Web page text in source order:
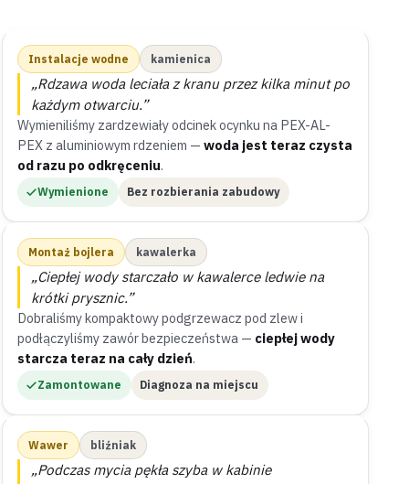
Instalacje wodne kamienica
„Rdzawa woda leciała z kranu przez kilka minut po
każdym otwarciu.”
Wymieniliśmy zardzewiały odcinek ocynku na PEX-AL-
PEX z aluminiowym rdzeniem — woda jest teraz czysta
od razu po odkręceniu.
Wymienione Bez rozbierania zabudowy
Montaż bojlera kawalerka
„Ciepłej wody starczało w kawalerce ledwie na
krótki prysznic.”
Dobraliśmy kompaktowy podgrzewacz pod zlew i
podłączyliśmy zawór bezpieczeństwa — ciepłej wody
starcza teraz na cały dzień.
Zamontowane Diagnoza na miejscu
Wawer bliźniak
„Podczas mycia pękła szyba w kabinie